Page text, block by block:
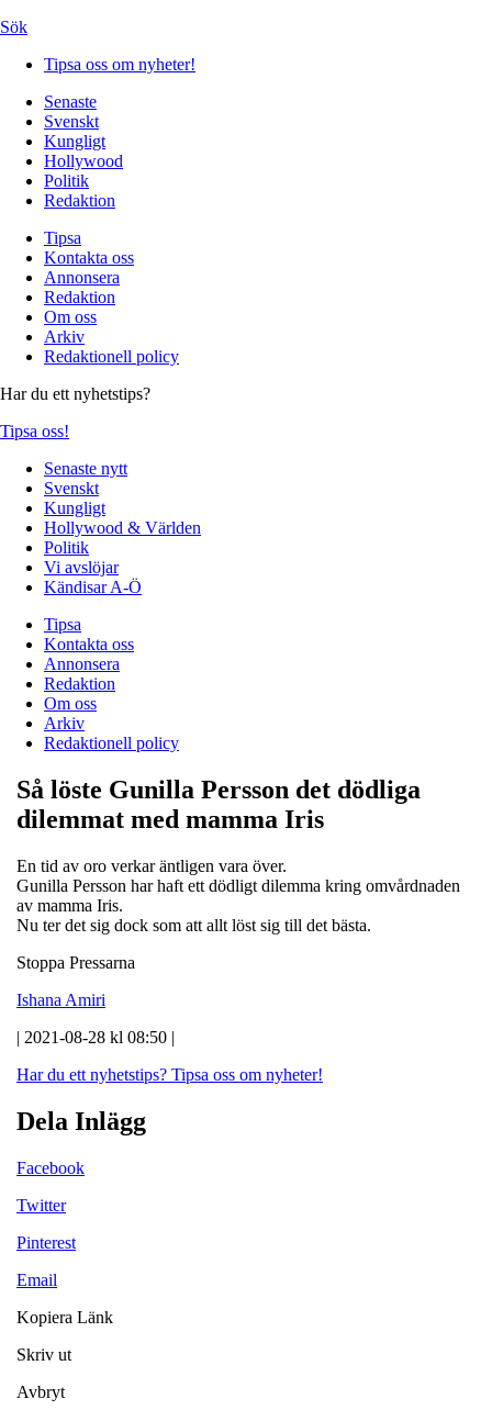
Sök
Tipsa oss om nyheter!
Senaste
Svenskt
Kungligt
Hollywood
Politik
Redaktion
Tipsa
Kontakta oss
Annonsera
Redaktion
Om oss
Arkiv
Redaktionell policy
Har du ett nyhetstips?
Tipsa oss!
Senaste nytt
Svenskt
Kungligt
Hollywood & Världen
Politik
Vi avslöjar
Kändisar A-Ö
Tipsa
Kontakta oss
Annonsera
Redaktion
Om oss
Arkiv
Redaktionell policy
Så löste Gunilla Persson det dödliga
dilemmat med mamma Iris
En tid av oro verkar äntligen vara över.
Gunilla Persson har haft ett dödligt dilemma kring omvårdnaden
av mamma Iris.
Nu ter det sig dock som att allt löst sig till det bästa.
Stoppa Pressarna
Ishana Amiri
| 2021-08-28 kl 08:50 |
Har du ett nyhetstips? Tipsa oss om nyheter!
Dela Inlägg
Facebook
Twitter
Pinterest
Email
Kopiera Länk
Skriv ut
Avbryt